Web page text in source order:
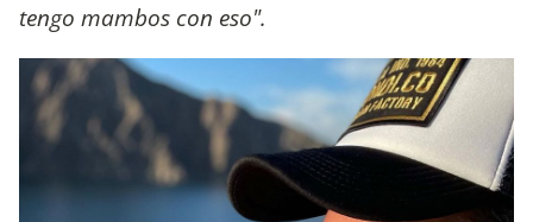
tengo mambos con eso".